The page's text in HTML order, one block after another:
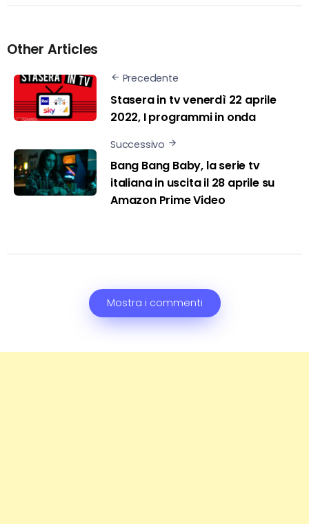
Other Articles
Precedente
Stasera in tv venerdì 22 aprile
2022, I programmi in onda
Successivo
Bang Bang Baby, la serie tv
italiana in uscita il 28 aprile su
Amazon Prime Video
Mostra i commenti